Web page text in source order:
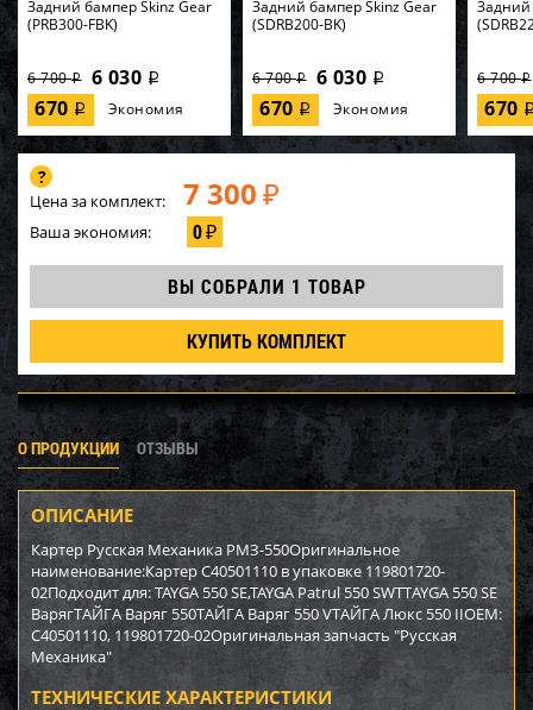
Задний бампер Skinz Gear
(PRB300-FBK)
6 700i 6 030 i
670 i Экономия
Задний бампер Skinz Gear
(SDRB200-BK)
6 700i 6 030 i
670 i Экономия
Задний
6 700i
670
Цена за комплект: 7 300 ₽
Ваша экономия: 0₽
ВЫ СОБРАЛИ 1 ТОВАР
КУПИТЬ КОМПЛЕКТ
О ПРОДУКЦИИ ОТЗЫВЫ
ОПИСАНИЕ
Картер Русская Механика РМЗ-550Оригинальное
наименование:Картер С40501110 в упаковке 119801720-
02Подходит для: TAYGA 550 SE,TAYGA Patrul 550 SWTТAYGA 550 SE
ВарягТАЙГА Варяг 550ТАЙГА Варяг 550 VТАЙГА Люкс 550 IIOEM:
C40501110, 119801720-02Оригинальная запчасть "Русская
Механика"
ТЕХНИЧЕСКИЕ ХАРАКТЕРИСТИКИ